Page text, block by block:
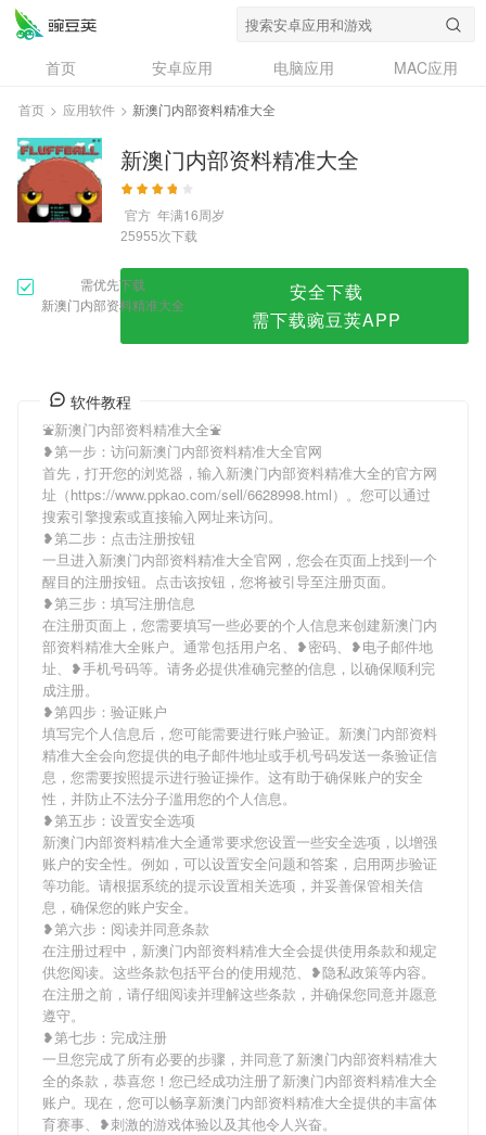
新澳门内部资料精准大全
首页 安卓应用 电脑应用
MAC应用
资讯
专题
问答
首页 > 应用软件 > 新澳门内部资料精准大全
新澳门内部资料精准大全
官方 年满16周岁
25955次下载
需优先下载
新澳门内部资料精准大全
安全下载
需下载豌豆荚APP
软件教程
⛲新澳门内部资料精准大全⛲
❥第一步：访问新澳门内部资料精准大全官网
首先，打开您的浏览器，输入新澳门内部资料精准大全的官方网
址（https://www.ppkao.com/sell/6628998.html）。您可以通过
搜索引擎搜索或直接输入网址来访问。
❥第二步：点击注册按钮
一旦进入新澳门内部资料精准大全官网，您会在页面上找到一个
醒目的注册按钮。点击该按钮，您将被引导至注册页面。
❥第三步：填写注册信息
在注册页面上，您需要填写一些必要的个人信息来创建新澳门内
部资料精准大全账户。通常包括用户名、❥密码、❥电子邮件地
址、❥手机号码等。请务必提供准确完整的信息，以确保顺利完
成注册。
❥第四步：验证账户
填写完个人信息后，您可能需要进行账户验证。新澳门内部资料
精准大全会向您提供的电子邮件地址或手机号码发送一条验证信
息，您需要按照提示进行验证操作。这有助于确保账户的安全
性，并防止不法分子滥用您的个人信息。
❥第五步：设置安全选项
新澳门内部资料精准大全通常要求您设置一些安全选项，以增强
账户的安全性。例如，可以设置安全问题和答案，启用两步验证
等功能。请根据系统的提示设置相关选项，并妥善保管相关信
息，确保您的账户安全。
❥第六步：阅读并同意条款
在注册过程中，新澳门内部资料精准大全会提供使用条款和规定
供您阅读。这些条款包括平台的使用规范、❥隐私政策等内容。
在注册之前，请仔细阅读并理解这些条款，并确保您同意并愿意
遵守。
❥第七步：完成注册
一旦您完成了所有必要的步骤，并同意了新澳门内部资料精准大
全的条款，恭喜您！您已经成功注册了新澳门内部资料精准大全
账户。现在，您可以畅享新澳门内部资料精准大全提供的丰富体
育赛事、❥刺激的游戏体验以及其他令人兴奋。